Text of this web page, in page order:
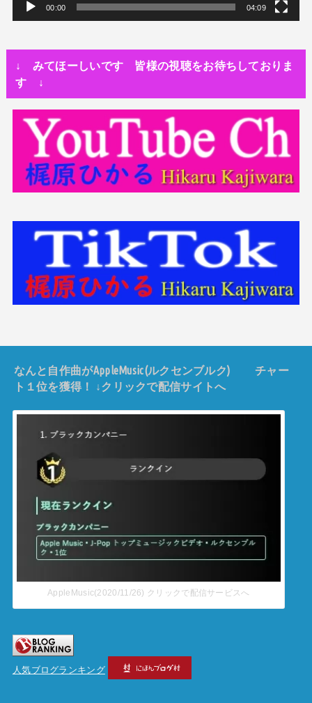
00:00 04:09
↓ みてほーしいです 皆様の視聴をお待ちしておりま
す ↓
なんと自作曲がAppleMusic(ルクセンブルク) チャー
ト１位を獲得！ ↓クリックで配信サイトへ
AppleMusic(2020/11/26) クリックで配信サービスへ
人気ブログランキング